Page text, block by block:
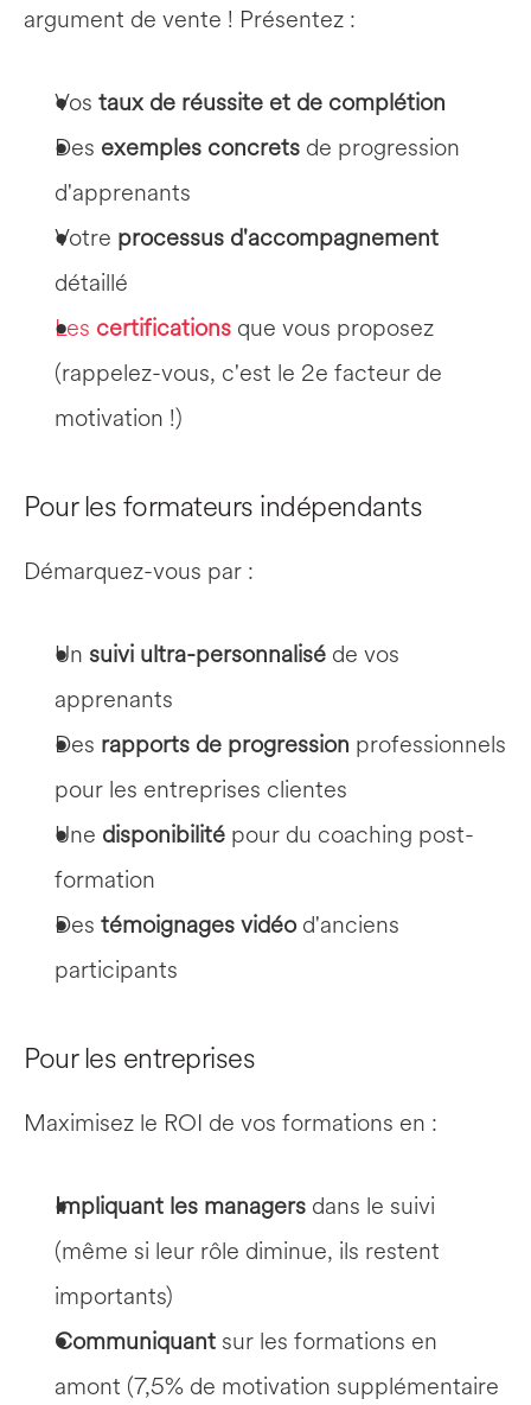
argument de vente ! Présentez :
Vos taux de réussite et de complétion
Des exemples concrets de progression
d'apprenants
Votre processus d'accompagnement
détaillé
Les certifications que vous proposez
(rappelez-vous, c'est le 2e facteur de
motivation !)
Pour les formateurs indépendants
Démarquez-vous par :
Un suivi ultra-personnalisé de vos
apprenants
Des rapports de progression professionnels
pour les entreprises clientes
Une disponibilité pour du coaching post-
formation
Des témoignages vidéo d'anciens
participants
Pour les entreprises
Maximisez le ROI de vos formations en :
Impliquant les managers dans le suivi
(même si leur rôle diminue, ils restent
importants)
Communiquant sur les formations en
amont (7,5% de motivation supplémentaire